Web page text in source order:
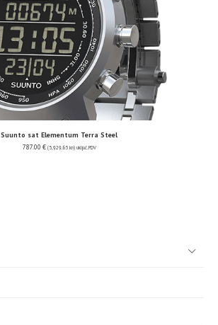
Suunto sat Elementum Terra Steel
787.00 € (5,929.65 kn) uključ. PDV